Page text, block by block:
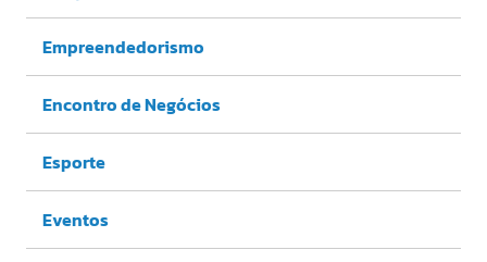
Empreendedorismo
Encontro de Negócios
Esporte
Eventos